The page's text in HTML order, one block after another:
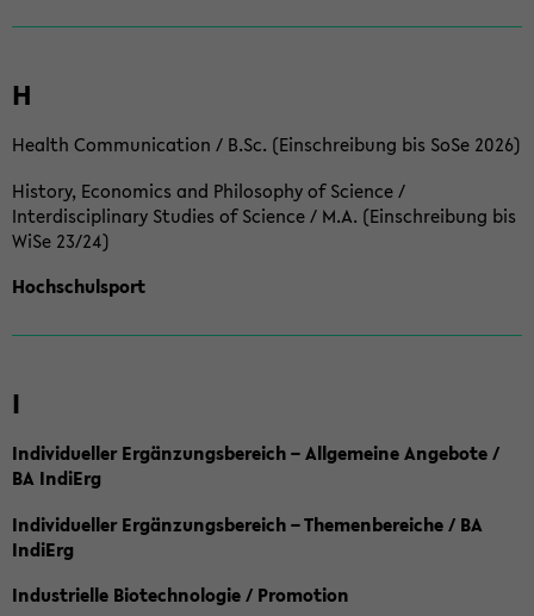
H
Health Communication / B.Sc. (Einschreibung bis SoSe 2026)
History, Economics and Philosophy of Science /
Interdisciplinary Studies of Science / M.A. (Einschreibung bis
WiSe 23/24)
Hochschulsport
I
Individueller Ergänzungsbereich – Allgemeine Angebote /
BA IndiErg
Individueller Ergänzungsbereich – Themenbereiche / BA
IndiErg
Industrielle Biotechnologie / Promotion